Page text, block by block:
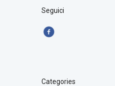
Seguici
Categories